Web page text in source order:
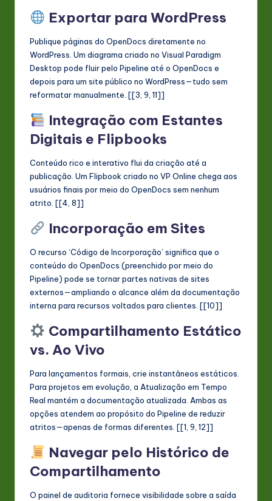
Exportar para WordPress
Publique páginas do OpenDocs diretamente no
WordPress. Um diagrama criado no Visual Paradigm
Desktop pode fluir pelo Pipeline até o OpenDocs e
depois para um site público no WordPress—tudo sem
reformatar manualmente. [[3, 9, 11]]
Integração com Estantes
Digitais e Flipbooks
Conteúdo rico e interativo flui da criação até a
publicação. Um Flipbook criado no VP Online chega aos
usuários finais por meio do OpenDocs sem nenhum
atrito. [[4, 8]]
Incorporação em Sites
O recurso ‘Código de Incorporação’ significa que o
conteúdo do OpenDocs (preenchido por meio do
Pipeline) pode se tornar partes nativas de sites
externos—ampliando o alcance além da documentação
interna para recursos voltados para clientes. [[10]]
Compartilhamento Estático
vs. Ao Vivo
Para lançamentos formais, crie instantâneos estáticos.
Para projetos em evolução, a Atualização em Tempo
Real mantém a documentação atualizada. Ambas as
opções atendem ao propósito do Pipeline de reduzir
atritos—apenas de formas diferentes. [[1, 9, 12]]
Navegar pelo Histórico de
Compartilhamento
O painel de auditoria fornece visibilidade sobre a saída